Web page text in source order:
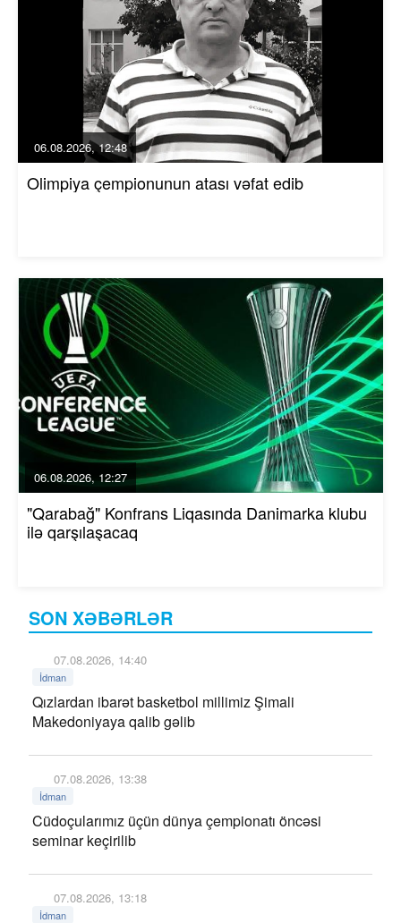
SON XƏBƏRLƏR
07.08.2026, 14:40
İdman
Qızlardan ibarət basketbol millimiz Şimali
Makedoniyaya qalib gəlib
07.08.2026, 13:38
İdman
Cüdoçularımız üçün dünya çempionatı öncəsi
seminar keçirilib
07.08.2026, 13:18
İdman
06.08.2026, 12:48
Olimpiya çempionunun atası vəfat edib
06.08.2026, 12:27
"Qarabağ" Konfrans Liqasında Danimarka klubu
ilə qarşılaşacaq